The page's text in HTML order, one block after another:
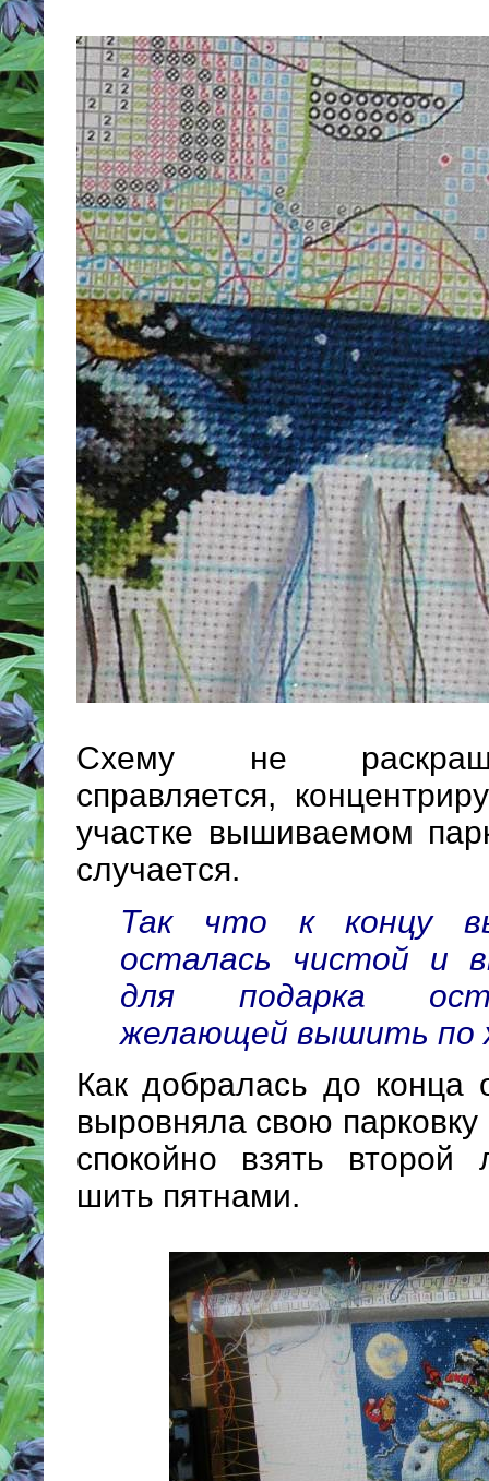
Схему не
справляется,
участке вышиваемом
случается.
Так что к концу
осталась чистой и
для подарка
желающей вышить по
Как добралась до конца
выровняла свою
спокойно взять второй
шить пятнами.